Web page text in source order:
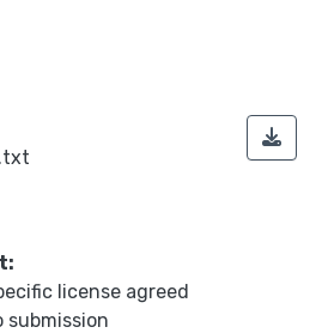
license agreed
submission